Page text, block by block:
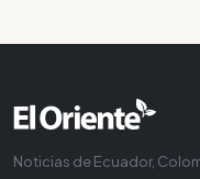
Noticias de Ecuador,